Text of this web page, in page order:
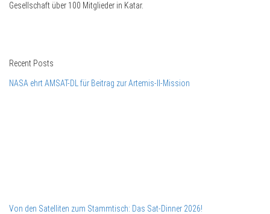
Gesellschaft über 100 Mitglieder in Katar.
Recent Posts
NASA ehrt AMSAT-DL für Beitrag zur Artemis-II-Mission
Von den Satelliten zum Stammtisch: Das Sat-Dinner 2026!